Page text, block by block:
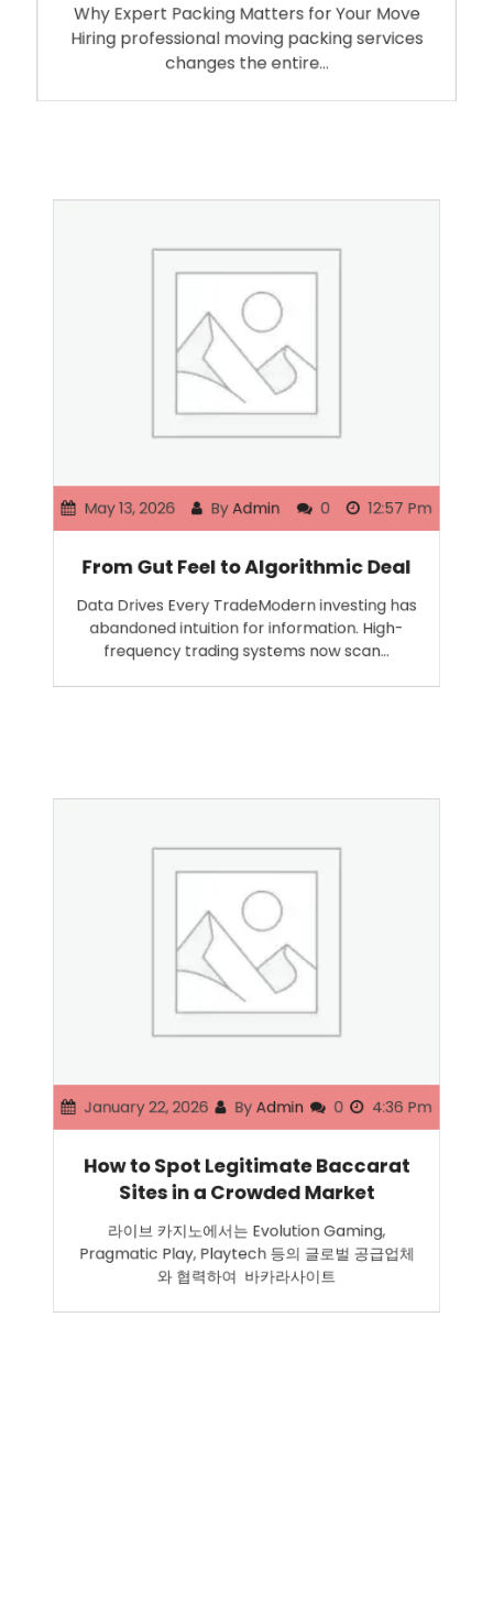
Why Expert Packing Matters for Your Move
Hiring professional moving packing services
changes the entire…
May 13, 2026 ByAdmin 0 12:57 Pm
From Gut Feel to Algorithmic Deal
Data Drives Every TradeModern investing has
abandoned intuition for information. High-
frequency trading systems now scan…
January 22, 2026 By Admin 0 4:36 Pm
How to Spot Legitimate Baccarat
Sites in a Crowded Market
라이브 카지노에서는 Evolution Gaming,
Pragmatic Play, Playtech 등의 글로벌 공급업체